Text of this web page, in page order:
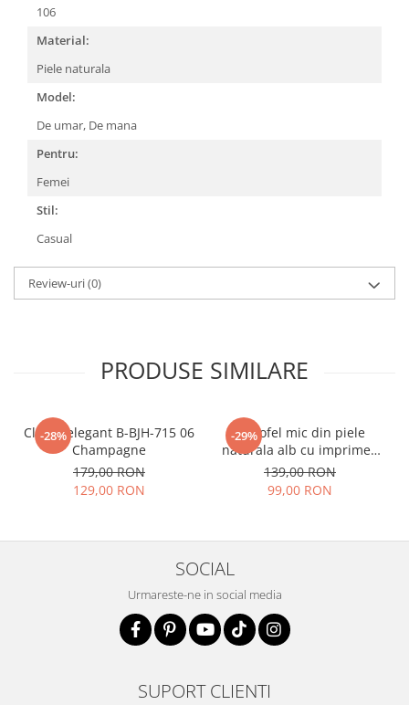
106
Material:
Piele naturala
Model:
De umar, De mana
Pentru:
Femei
Stil:
Casual
Review-uri(0)
PRODUSE SIMILARE
-28%
Clutch elegant B-BJH-715 06
Champagne
179,00 RON
129,00 RON
-29%
Portofel mic din piele
naturala alb cu imprimeu
B-8912 07
139,00 RON
99,00 RON
SOCIAL
Urmareste-ne in social media
SUPORT CLIENTI